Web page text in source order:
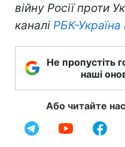
війну Росії проти
каналі РБК-Україна
Не пропустіть
наші
Або читайте